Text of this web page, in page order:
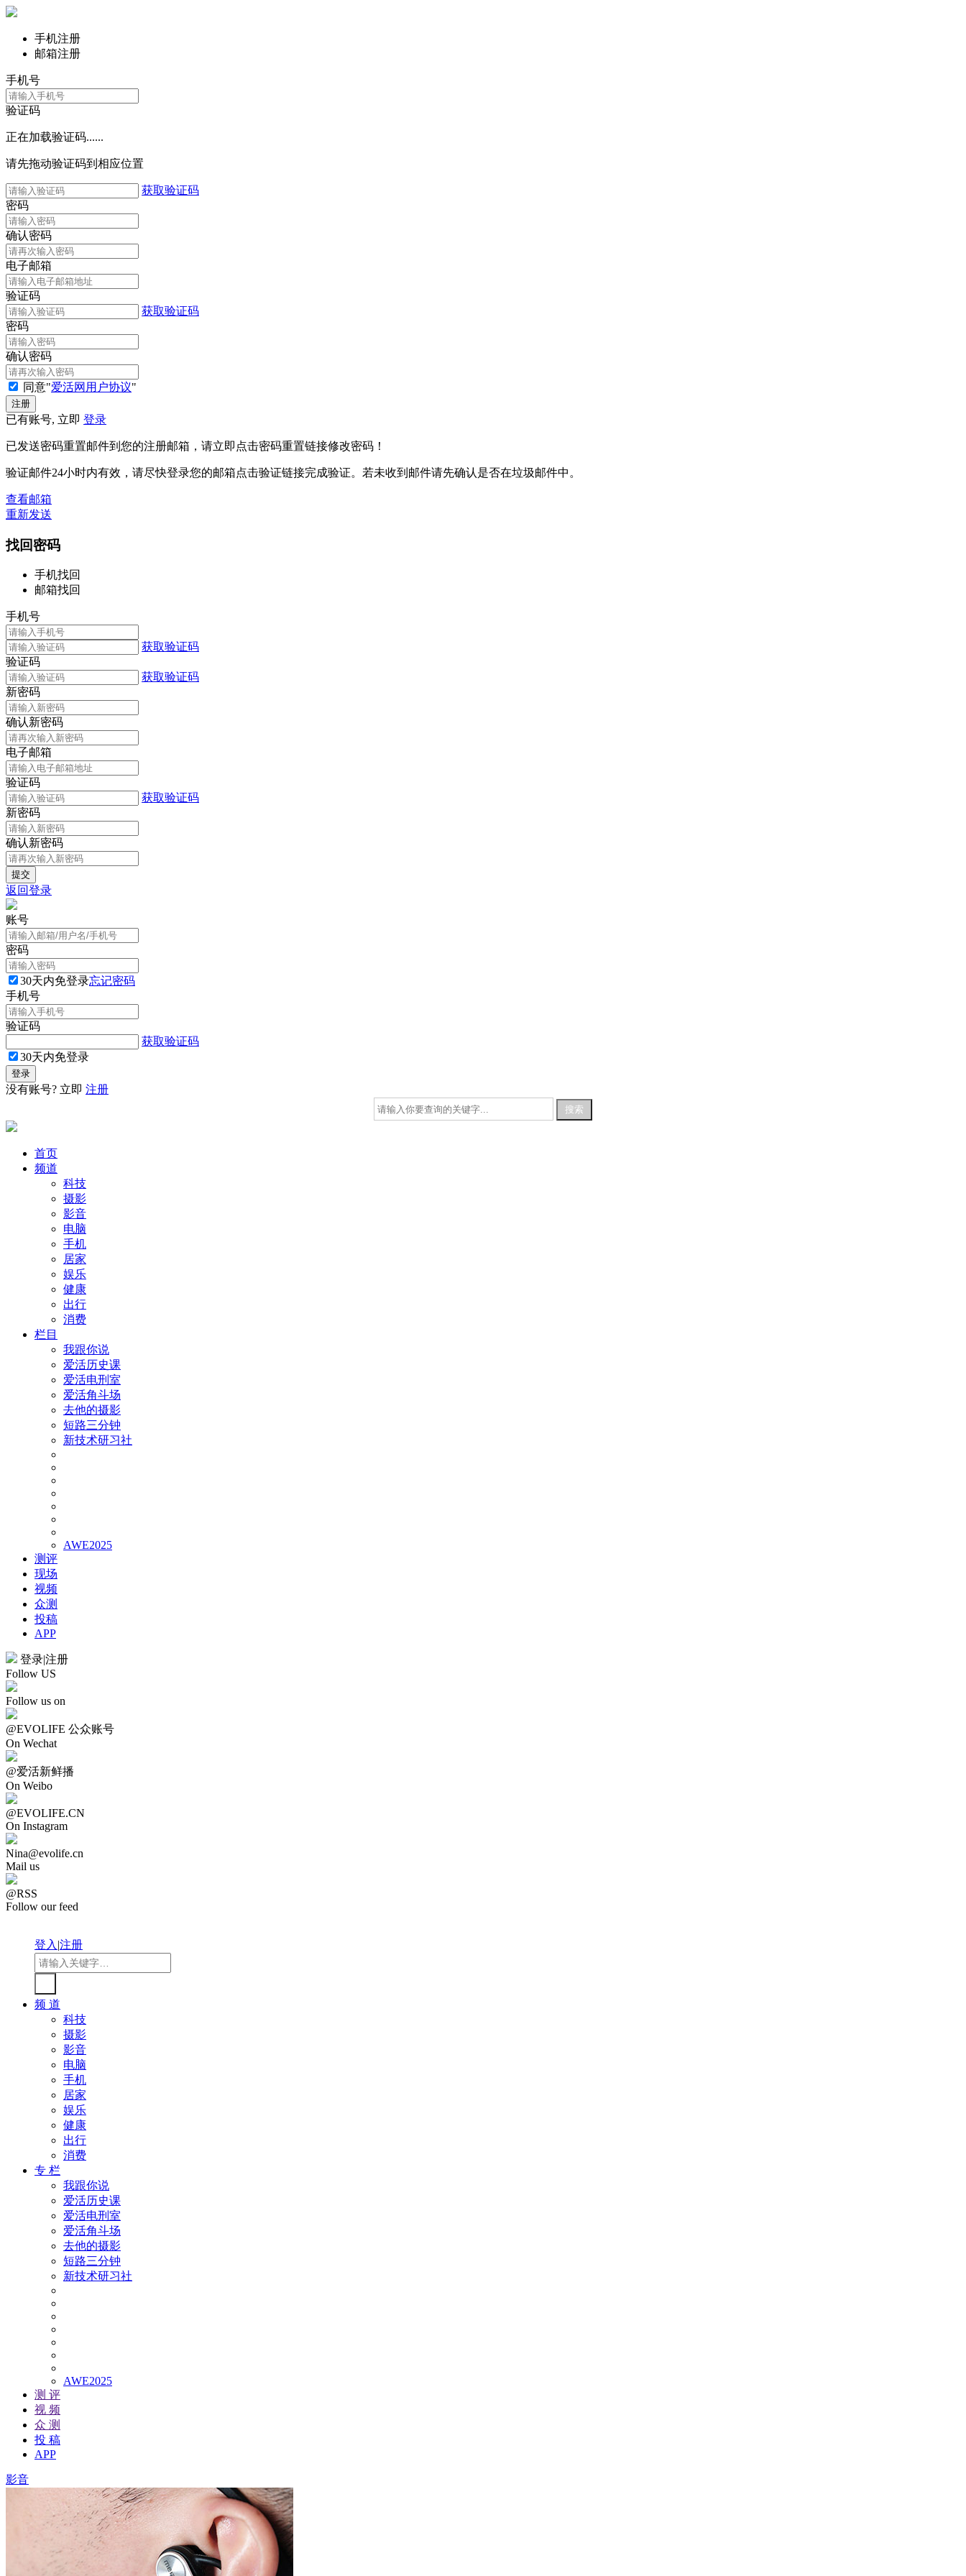
手机注册
邮箱注册
手机号
验证码
正在加载验证码......
请先拖动验证码到相应位置
获取验证码
密码
确认密码
电子邮箱
验证码
获取验证码
密码
确认密码
同意"爱活网用户协议"
已有账号, 立即 登录
已发送密码重置邮件到您的注册邮箱，请立即点击密码重置链接修改密码！
验证邮件24小时内有效，请尽快登录您的邮箱点击验证链接完成验证。若未收到邮件请先确认是否在垃圾邮件中。
查看邮箱
重新发送
找回密码
手机找回
邮箱找回
手机号
获取验证码
验证码
获取验证码
新密码
确认新密码
电子邮箱
验证码
获取验证码
新密码
确认新密码
返回登录
账号
密码
30天内免登录忘记密码
手机号
验证码
获取验证码
30天内免登录
没有账号? 立即 注册
首页
频道
科技
摄影
影音
电脑
手机
居家
娱乐
健康
出行
消费
栏目
我跟你说
爱活历史课
爱活电刑室
爱活角斗场
去他的摄影
短路三分钟
新技术研习社
AWE2025
测评
现场
视频
众测
投稿
APP
登录|注册
Follow US
Follow us on
@EVOLIFE 公众账号
On Wechat
@爱活新鲜播
On Weibo
@EVOLIFE.CN
On Instagram
Nina@evolife.cn
Mail us
@RSS
Follow our feed
登入|注册
频 道
科技
摄影
影音
电脑
手机
居家
娱乐
健康
出行
消费
专 栏
我跟你说
爱活历史课
爱活电刑室
爱活角斗场
去他的摄影
短路三分钟
新技术研习社
AWE2025
测 评
视 频
众 测
投 稿
APP
影音